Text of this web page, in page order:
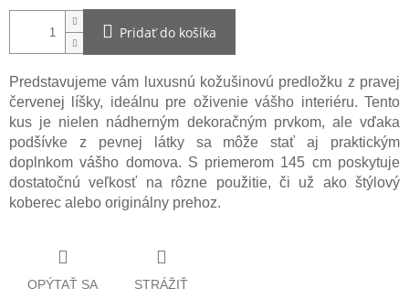
Pridať do košíka
Predstavujeme vám luxusnú kožušinovú predložku z pravej
červenej líšky, ideálnu pre oživenie vášho interiéru. Tento
kus je nielen nádherným dekoračným prvkom, ale vďaka
podšívke z pevnej látky sa môže stať aj praktickým
doplnkom vášho domova. S priemerom 145 cm poskytuje
dostatočnú veľkosť na rôzne použitie, či už ako štýlový
koberec alebo originálny prehoz.
OPÝTAŤ SA STRÁŽIŤ